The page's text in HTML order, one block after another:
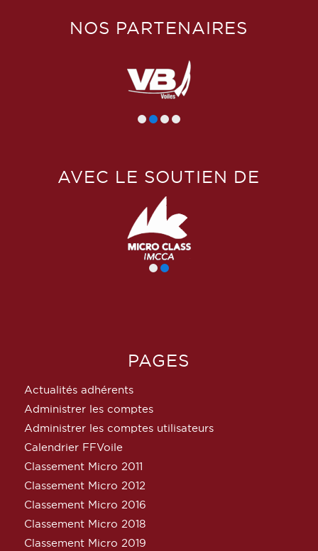
NOS PARTENAIRES
AVEC LE SOUTIEN DE
PAGES
Actualités adhérents
Administrer les comptes
Administrer les comptes utilisateurs
Calendrier FFVoile
Classement Micro 2011
Classement Micro 2012
Classement Micro 2016
Classement Micro 2018
Classement Micro 2019